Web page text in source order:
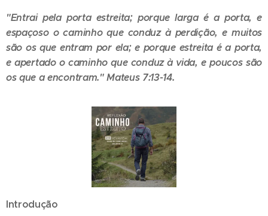
"Entrai pela porta estreita; porque larga é a porta, e
espaçoso o caminho que conduz à perdição, e muitos
são os que entram por ela; e porque estreita é a porta,
e apertado o caminho que conduz à vida, e poucos são
os que a encontram."Mateus 7:13-14.
Introdução